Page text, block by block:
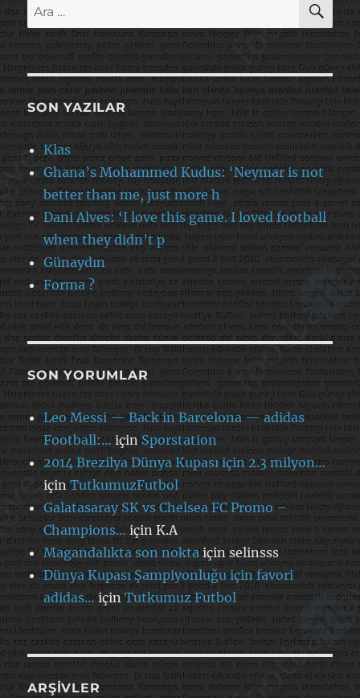
Ara:
SON YAZILAR
Klas
Ghana’s Mohammed Kudus: ‘Neymar is not
better than me, just more h
Dani Alves: ‘I love this game. I loved football
when they didn’t p
Günaydın
Forma ?
SON YORUMLAR
Leo Messi — Back in Barcelona — adidas
Football:…içinSporstation
2014 Brezilya Dünya Kupası için 2.3 milyon…
içinTutkumuzFutbol
Galatasaray SK vs Chelsea FC Promo –
Champions… içinK.A
Magandalıkta son noktaiçinselinsss
Dünya Kupası Şampiyonluğu için favori
adidas…içinTutkumuz Futbol
ARŞIVLER